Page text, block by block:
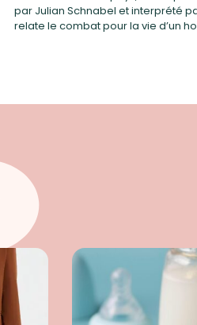
par Julian Schnabel et interprété
relate le combat pour la vie d’un